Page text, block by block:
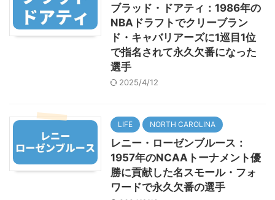
ブラッド・ドアティ：1986年の
NBAドラフトでクリーブラン
ド・キャバリアーズに1巡目1位
で指名されて永久欠番になった
選手
2025/4/12
LIFE NORTH CAROLINA
レニー・ローゼンブルース：
1957年のNCAAトーナメント優
勝に貢献した名スモール・フォ
ワードで永久欠番の選手